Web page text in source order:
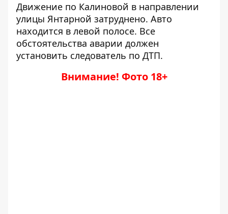
Движение по Калиновой в направлении
улицы Янтарной затруднено. Авто
находится в левой полосе. Все
обстоятельства аварии должен
установить следователь по ДТП.
Внимание! Фото 18+